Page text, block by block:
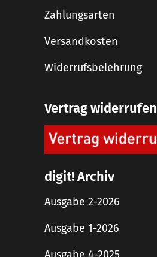
Zahlungsarten
Versandkosten
Widerrufsbelehrung
Vertrag widerrufen
digit! Archiv
Ausgabe 2-2026
Ausgabe 1-2026